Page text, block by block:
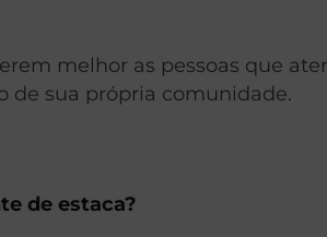
melhor as pessoas que
de sua própria comunidade.
de estaca?